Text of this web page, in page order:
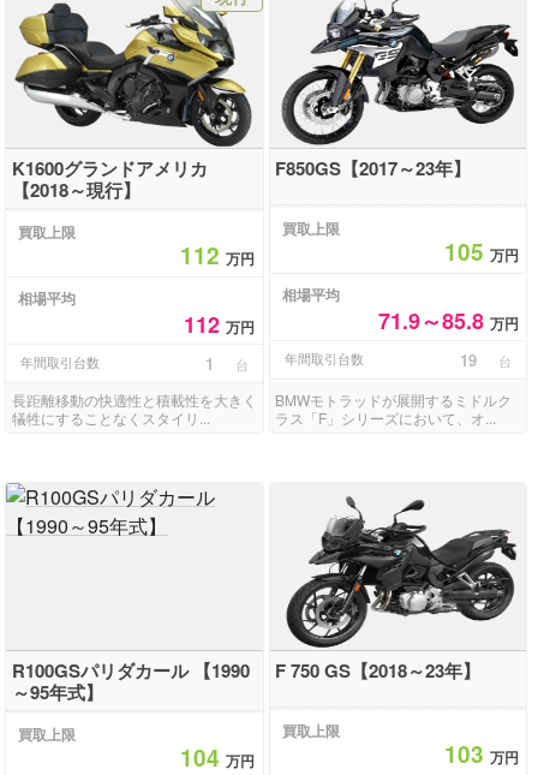
K1600グランドアメリカ
【2018～現行】
買取上限
112万円
相場平均
112万円
年間取引台数 1 台
長距離移動の快適性と積載性を大きく
犠牲にすることなくスタイリ...
F850GS【2017～23年】
買取上限
105 万円
相場平均
71.9～85.8 万円
年間取引台数 19 台
BMWモトラッドが展開するミドルク
ラス「F」シリーズにおいて、オ...
R100GSパリダカール 【1990
～95年式】
買取上限
104万円
F 750 GS【2018～23年】
買取上限
103 万円